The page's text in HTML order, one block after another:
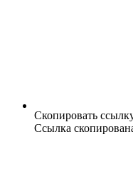
Скопировать
Ссылка